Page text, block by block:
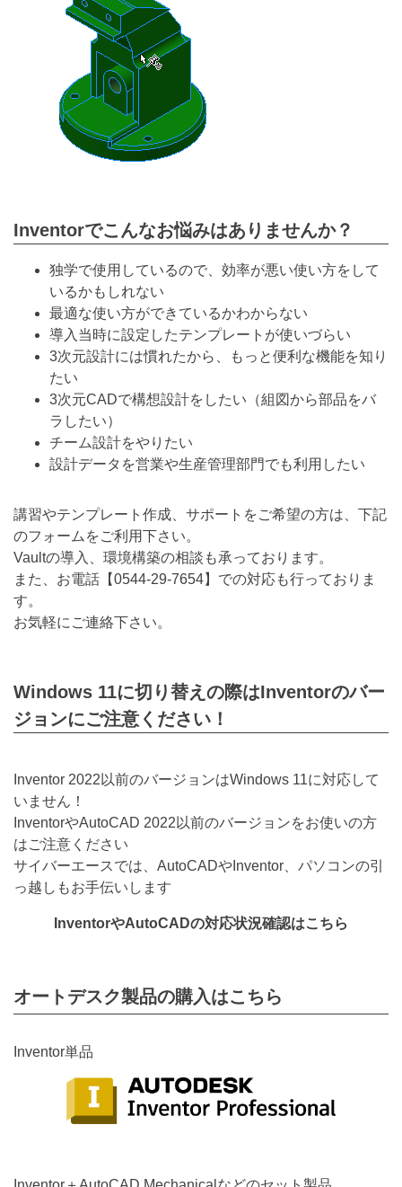
Inventorでこんなお悩みはありませんか？
独学で使用しているので、効率が悪い使い方をして
いるかもしれない
最適な使い方ができているかわからない
導入当時に設定したテンプレートが使いづらい
3次元設計には慣れたから、もっと便利な機能を知り
たい
3次元CADで構想設計をしたい（組図から部品をバ
ラしたい）
チーム設計をやりたい
設計データを営業や生産管理部門でも利用したい
講習やテンプレート作成、サポートをご希望の方は、下記
のフォームをご利用下さい。
Vaultの導入、環境構築の相談も承っております。
また、お電話【0544-29-7654】での対応も行っておりま
す。
お気軽にご連絡下さい。
Windows 11に切り替えの際はInventorのバー
ジョンにご注意ください！
Inventor 2022以前のバージョンはWindows 11に対応して
いません！
InventorやAutoCAD 2022以前のバージョンをお使いの方
はご注意ください
サイバーエースでは、AutoCADやInventor、パソコンの引
っ越しもお手伝いします
InventorやAutoCADの対応状況確認はこちら
オートデスク製品の購入はこちら
Inventor単品